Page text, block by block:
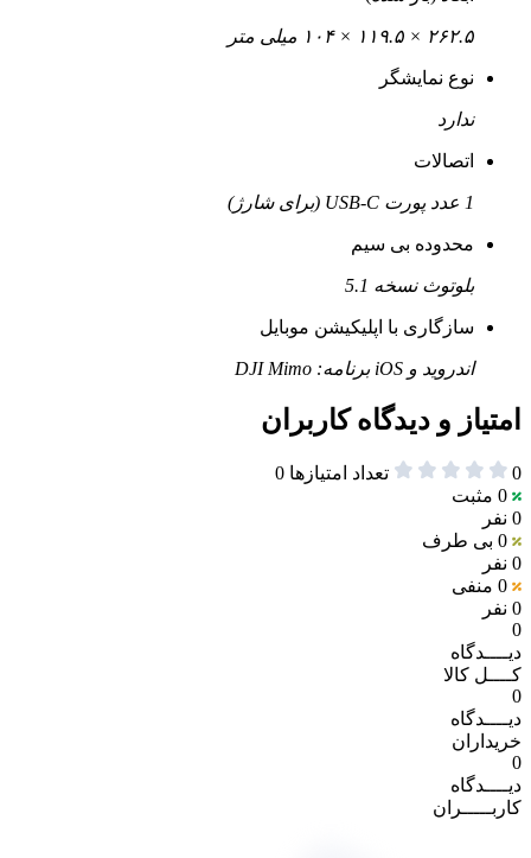
۲۶۲.۵ × ۱۱۹.۵ × ۱۰۴ میلی متر
نوع نمایشگر
ندارد
اتصالات
1 عدد پورت USB-C (برای شارژ)
محدوده بی سیم
بلوتوث نسخه 5.1
سازگاری با اپلیکیشن موبایل
اندروید و iOS برنامه: DJI Mimo
امتیاز و دیدگاه کاربران
0 تعداد امتیازها 0
0 مثبت
0 نفر
0 بی طرف
0 نفر
0 منفی
0 نفر
0
دیــــدگاه
کــــل کالا
0
دیــــدگاه
خریداران
0
دیــــدگاه
کاربـــــران